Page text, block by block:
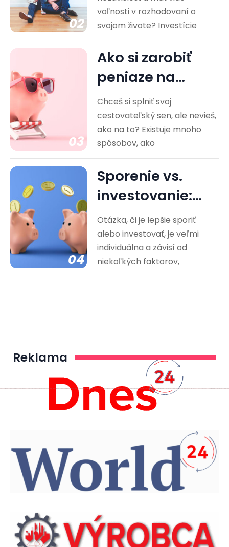
02
nezávislosti
voľnosti v rozhodovaní o
svojom živote? Investície
03
Ako si zarobiť
peniaze na
cestovanie?
Praktické rady
Chceš si splniť svoj
cestovateľský sen, ale nevieš,
ako na to? Existuje mnoho
spôsobov, ako
04
Sporenie vs.
investovanie:
Ktorá cesta je
pre vás…
Otázka, či je lepšie sporiť
alebo investovať, je veľmi
individuálna a závisí od
niekoľkých faktorov,
Reklama